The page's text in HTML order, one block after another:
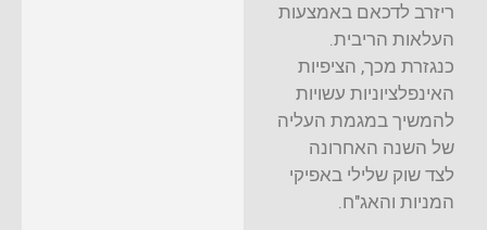
ריזרב לדכאם באמצעות
העלאות הריבית.
כנגזרת מכך, הציפיות
האינפלציוניות עשויות
להמשיך במגמת העליה
של השנה האחרונה
לצד שוק שלילי באפיקי
המניות והאג"ח.